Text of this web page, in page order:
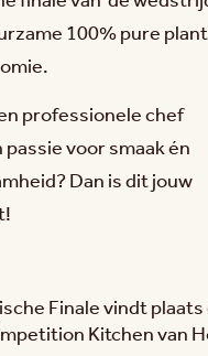
100% pure plant
professionele chef
voor smaak én
Dan is dit jouw
Finale vindt
Kitchen van